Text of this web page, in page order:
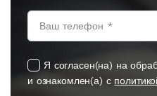
Я согласен(на) на
и ознакомлен(а) с